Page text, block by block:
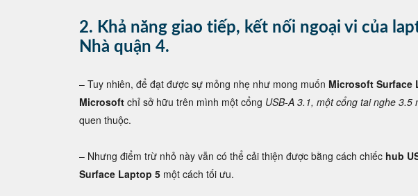
2. Khả năng giao tiếp, kết nối ngoại vi của
Nhà quận 4.
– Tuy nhiên, để đạt được sự mỏng nhẹ như mong muốn Microsoft Surface
Microsoft chỉ sở hữu trên mình một cổng USB-A 3.1, một cổng tai nghe
quen thuộc.
– Nhưng điểm trừ nhỏ này vẫn có thể cải thiện được bằng cách chiếc hub
Surface Laptop 5 một cách tối ưu.